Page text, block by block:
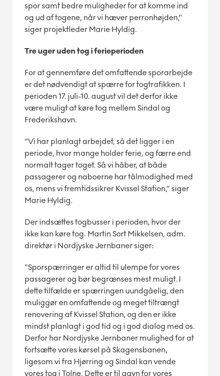
spor samt bedre muligheder for at komme ind
og ud af togene, når vi hæver perronhøjden,”
siger projektleder Marie Hyldig.
Tre uger uden tog i ferieperioden
For at gennemføre det omfattende sporarbejde
er det nødvendigt at spærre for togtrafikken. I
perioden 17. juli-10. august vil det derfor ikke
være muligt at køre tog mellem Sindal og
Frederikshavn.
”Vi har planlagt arbejdet, så det ligger i en
periode, hvor mange holder ferie, og færre end
normalt tager toget. Så vi håber, at både
passagerer og naboerne har tålmodighed med
os, mens vi fremtidssikrer Kvissel Station,” siger
Marie Hyldig.
Der indsættes togbusser i perioden, hvor der
ikke kan køre tog. Martin Sort Mikkelsen, adm.
direktør i Nordjyske Jernbaner siger:
”Sporspærringer er altid til ulempe for vores
passagerer og bør begrænses mest muligt. I
dette tilfælde er spærringen uundgåelig, den
muliggør en omfattende og meget tiltrængt
renovering af Kvissel Station, og den er ikke
mindst planlagt i god tid og i god dialog med os.
Derfor har Nordjyske Jernbaner mulighed for at
fortsætte vores kørsel på Skagensbanen,
ligesom vi fra Hjørring og Sindal kan vende
vores tog i Tolne. Dette er til gavn for vores